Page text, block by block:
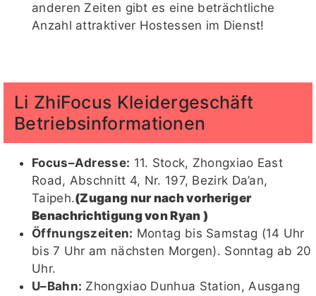
anderen Zeiten gibt es eine beträchtliche
Anzahl attraktiver Hostessen im Dienst!
Li ZhiFocus Kleidergeschäft
Betriebsinformationen
Focus–Adresse: 11. Stock, Zhongxiao East
Road, Abschnitt 4, Nr. 197, Bezirk Da’an,
Taipeh.(Zugang nur nach vorheriger
Benachrichtigung von Ryan )
Öffnungszeiten: Montag bis Samstag (14 Uhr
bis 7 Uhr am nächsten Morgen). Sonntag ab 20
Uhr.
U–Bahn: Zhongxiao Dunhua Station, Ausgang